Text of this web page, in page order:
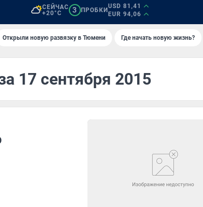
СЕЙЧАС
+20°C
3 ПРОБКИ
USD 81,41
EUR 94,06
Открыли новую развязку в Тюмени Где начать новую жизнь?
17 сентября 2015